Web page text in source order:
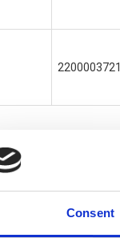
Consent
2200003721
MINNIE